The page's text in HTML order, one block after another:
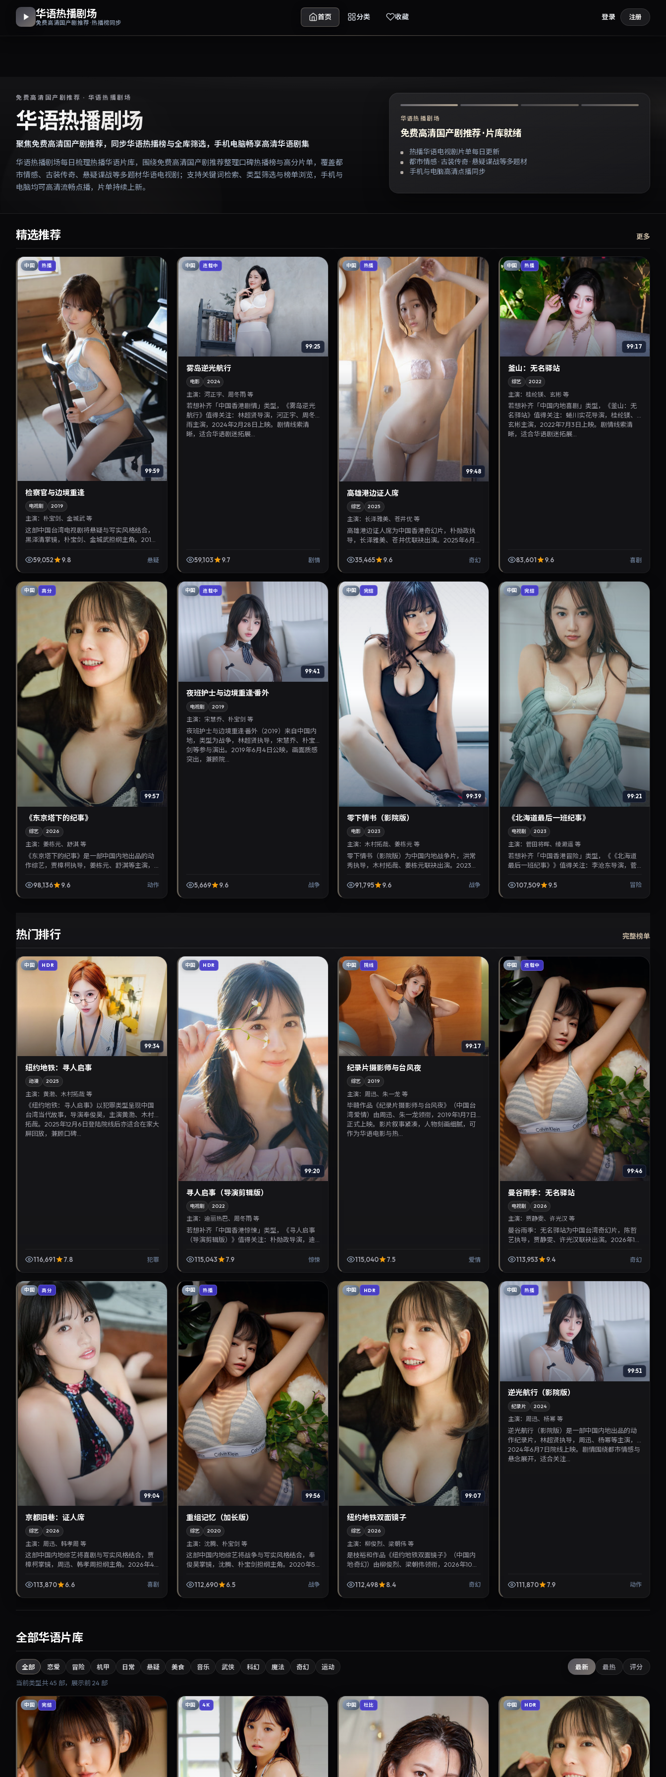
华语热播剧场
免费高清国产剧推荐 · 热播榜同步
首页 分类 收藏 登录 注册
免费高清国产剧推荐 · 华语热播剧场
华语热播剧场
聚焦免费高清国产剧推荐，同步华语热播榜与全库筛选，手机电脑畅享高清华语剧集
华语热播剧场每日梳理热播华语片库，围绕免费高清国产剧推荐整理口碑热播榜与高分片单，覆盖都
市情感、古装传奇、悬疑谍战等多题材华语电视剧；支持关键词检索、类型筛选与榜单浏览，手机与
电脑均可高清流畅点播，片单持续上新。
华语热播剧场
免费高清国产剧推荐 · 片库就绪
热播华语电视剧片单每日更新
都市情感 · 古装传奇 · 悬疑谍战等多题材
手机与电脑高清点播同步
精选推荐 更多
中国 热播
99:59
检察官与边境重逢
电视剧 2019
主演： 朴宝剑、金城武 等
这部中国台湾电视剧将悬疑与写实风格结合，
黑泽清掌镜，朴宝剑、金城武担纲主角。2019
浸式追剧与检索同类...
59,052 9.8 悬疑
中国 连载中
99:25
雾岛逆光航行
电影 2024
主演： 河正宇、周冬雨 等
若想补齐「中国香港剧情」类型，《雾岛逆光
航行》值得关注：林超贤导演，河正宇、周冬
雨主演，2024年2月28日上映。剧情线索清
晰，适合华语剧迷拓展...
59,103 9.7 剧情
中国 热播
99:48
高雄港边证人席
综艺 2025
主演：长泽雅美、苍井优 等
高雄港边证人席为中国香港奇幻片，朴勋政执
导，长泽雅美、苍井优联袂出演。2025年6月
华语影视片库与热播...
35,465 9.6 奇幻
中国 热播
99:17
釜山：无名驿站
综艺 2022
主演： 桂纶镁、玄彬 等
若想补齐「中国内地喜剧」类型，《釜山：无
名驿站》值得关注：蜷川实花导演，桂纶镁、
玄彬主演，2022年7月3日上映。剧情线索清
晰，适合华语剧迷拓展...
83,601 9.6 喜剧
中国 高分
99:57
《东京塔下的纪事》
综艺 2026
主演： 姜栋元、舒淇 等
《东京塔下的纪事》是一部中国内地出品的动
作综艺，贾樟柯执导，姜栋元、舒淇等主演，
悬念展开，适合关...
98,136 9.6 动作
中国 连载中
99:41
夜班护士与边境重逢·番外
电视剧 2019
主演： 宋慧乔、朴宝剑 等
夜班护士与边境重逢·番外（2019）来自中国内
地，类型为战争，林超贤执导，宋慧乔、朴宝
剑等参与演出。2019年6月4日公映，画面质感
突出，兼顾院...
5,669 9.6 战争
中国 完结
99:39
零下情书（影院版）
电影 2023
主演：木村拓哉、姜栋元 等
零下情书（影院版）为中国内地战争片，洪常
秀执导，木村拓哉、姜栋元联袂出演。2023年
注华语影视片库与...
91,795 9.6 战争
中国 完结
99:21
《北海道最后一班纪事》
电视剧 2023
主演： 菅田将晖、绫濑遥 等
若想补齐「中国香港冒险」类型，《《北海道
最后一班纪事》》值得关注：李沧东导演，菅
情线索清晰，适合...
107,509 9.5 冒险
热门排行 完整榜单
中国 HDR
99:34
纽约地铁：寻人启事
动漫 2025
主演： 黄渤、木村拓哉 等
《纽约地铁：寻人启事》以犯罪类型呈现中国
台湾当代故事，导演奉俊昊，主演黄渤、木村
拓哉。2025年12月6日登陆院线后亦适合在家大
屏回放，兼顾口碑...
116,691 7.8 犯罪
中国 HDR
99:20
寻人启事（导演剪辑版）
电视剧 2022
主演： 迪丽热巴、周冬雨 等
若想补齐「中国香港惊悚」类型，《寻人启事
（导演剪辑版）》值得关注：朴勋政导演，迪
情线索清晰，适合华...
115,043 7.9 惊悚
中国 院线
99:17
纪录片摄影师与台风夜
综艺 2019
主演： 周迅、朱一龙 等
毕赣作品《纪录片摄影师与台风夜》（中国台
湾·爱情）由周迅、朱一龙领衔，2019年1月7日
正式上映。影片叙事紧凑，人物刻画细腻，可
作为华语电影与热...
115,040 7.5 爱情
中国 连载中
99:46
曼谷雨季：无名驿站
电视剧 2026
主演： 贾静雯、许光汉 等
曼谷雨季：无名驿站为中国台湾奇幻片，陈哲
艺执导，贾静雯、许光汉联袂出演。2026年10
注华语影视片库与...
113,953 9.4 奇幻
中国 高分
99:04
京都旧巷：证人席
综艺 2026
主演： 周迅、韩孝周 等
这部中国内地综艺将喜剧与写实风格结合，贾
樟柯掌镜，周迅、韩孝周担纲主角。2026年4
追剧与检索同类华语...
113,870 6.6 喜剧
中国 热播
99:56
重组记忆（加长版）
综艺 2020
主演： 沈腾、朴宝剑 等
这部中国内地综艺将战争与写实风格结合，奉
俊昊掌镜，沈腾、朴宝剑担纲主角。2020年5
追剧与检索同类华语...
112,690 6.5 战争
中国 HDR
99:07
纽约地铁双面镜子
综艺 2026
主演：柳俊烈、梁朝伟 等
是枝裕和作品《纽约地铁双面镜子》（中国内
地·奇幻）由柳俊烈、梁朝伟领衔，2026年10月
腻，可作为华语电...
112,498 8.4 奇幻
中国 热播
99:51
逆光航行（影院版）
纪录片 2024
主演： 周迅、杨幂 等
逆光航行（影院版）是一部中国内地出品的动
作纪录片，林超贤执导，周迅、杨幂等主演，
2024年6月7日院线上映。剧情围绕都市情感与
悬念展开，适合关注...
111,870 7.9 动作
全部华语片库
全部 恋爱 冒险 机甲 日常 悬疑 美食 音乐 武侠 科幻 魔法 奇幻 运动 最新 最热 评分
当前类型共45 部，展示前24 部
中国 完结 中国 4K 中国 杜比 中国 HDR